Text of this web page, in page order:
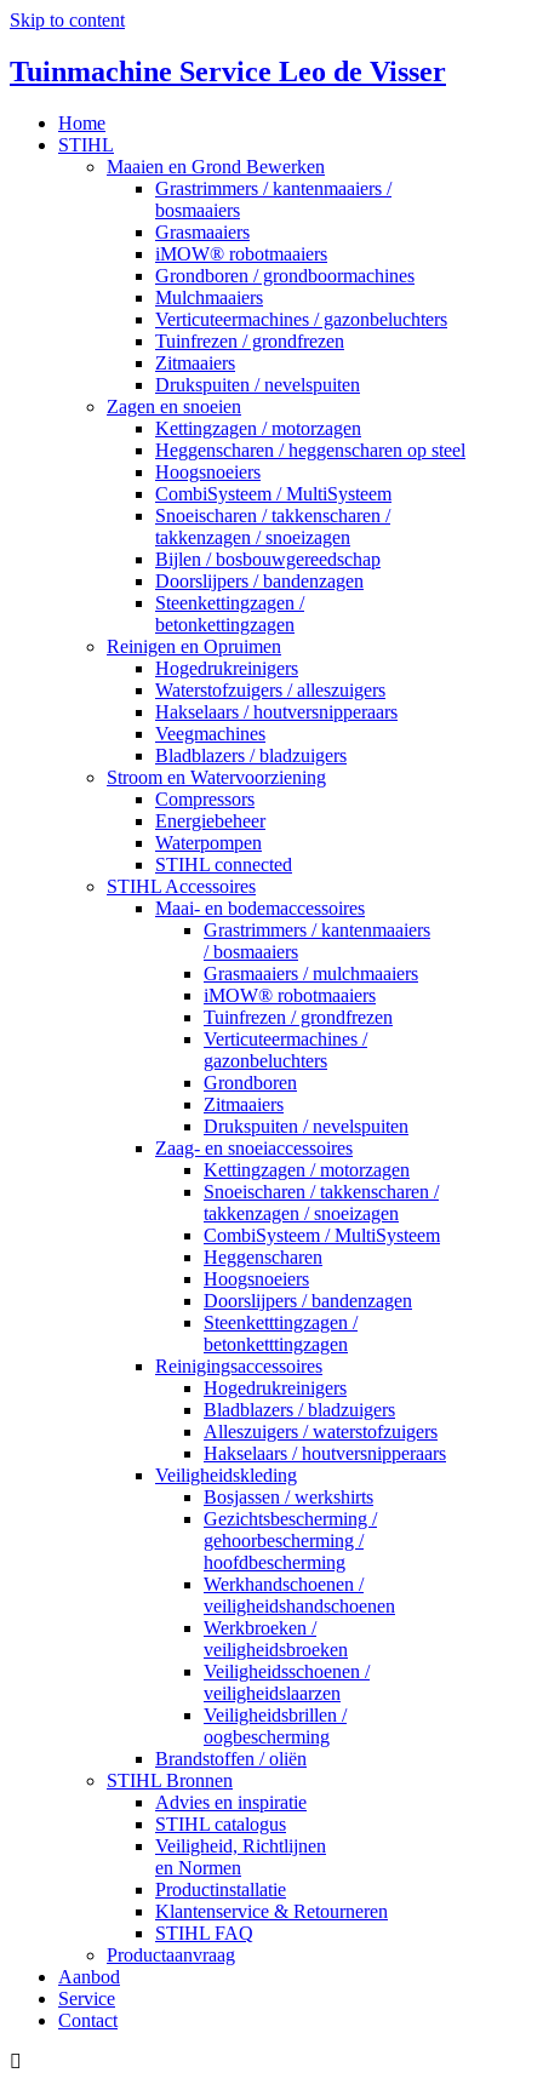
Skip to content
Tuinmachine Service Leo de Visser
Home
STIHL
Maaien en Grond Bewerken
Grastrimmers / kantenmaaiers /
bosmaaiers
Grasmaaiers
iMOW® robotmaaiers
Grondboren / grondboormachines
Mulchmaaiers
Verticuteermachines / gazonbeluchters
Tuinfrezen / grondfrezen
Zitmaaiers
Drukspuiten / nevelspuiten
Zagen en snoeien
Kettingzagen / motorzagen
Heggenscharen / heggenscharen op steel
Hoogsnoeiers
CombiSysteem / MultiSysteem
Snoeischaren / takkenscharen /
takkenzagen / snoeizagen
Bijlen / bosbouwgereedschap
Doorslijpers / bandenzagen
Steenkettingzagen /
betonkettingzagen
Reinigen en Opruimen
Hogedrukreinigers
Waterstofzuigers / alleszuigers
Hakselaars / houtversnipperaars
Veegmachines
Bladblazers / bladzuigers
Stroom en Watervoorziening
Compressors
Energiebeheer
Waterpompen
STIHL connected
STIHL Accessoires
Maai- en bodemaccessoires
Grastrimmers / kantenmaaiers
/ bosmaaiers
Grasmaaiers / mulchmaaiers
iMOW® robotmaaiers
Tuinfrezen / grondfrezen
Verticuteermachines /
gazonbeluchters
Grondboren
Zitmaaiers
Drukspuiten / nevelspuiten
Zaag- en snoeiaccessoires
Kettingzagen / motorzagen
Snoeischaren / takkenscharen /
takkenzagen / snoeizagen
CombiSysteem / MultiSysteem
Heggenscharen
Hoogsnoeiers
Doorslijpers / bandenzagen
Steenketttingzagen /
betonketttingzagen
Reinigingsaccessoires
Hogedrukreinigers
Bladblazers / bladzuigers
Alleszuigers / waterstofzuigers
Hakselaars / houtversnipperaars
Veiligheidskleding
Bosjassen / werkshirts
Gezichtsbescherming /
gehoorbescherming /
hoofdbescherming
Werkhandschoenen /
veiligheidshandschoenen
Werkbroeken /
veiligheidsbroeken
Veiligheidsschoenen /
veiligheidslaarzen
Veiligheidsbrillen /
oogbescherming
Brandstoffen / oliën
STIHL Bronnen
Advies en inspiratie
STIHL catalogus
Veiligheid, Richtlijnen
en Normen
Productinstallatie
Klantenservice & Retourneren
STIHL FAQ
Productaanvraag
Aanbod
Service
Contact